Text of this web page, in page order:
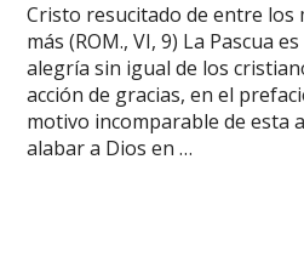
Cristo resucitado de entre los
más (ROM., VI, 9) La Pascua
alegría sin igual de los
acción de gracias, en el
motivo incomparable de esta
alabar a Dios en …